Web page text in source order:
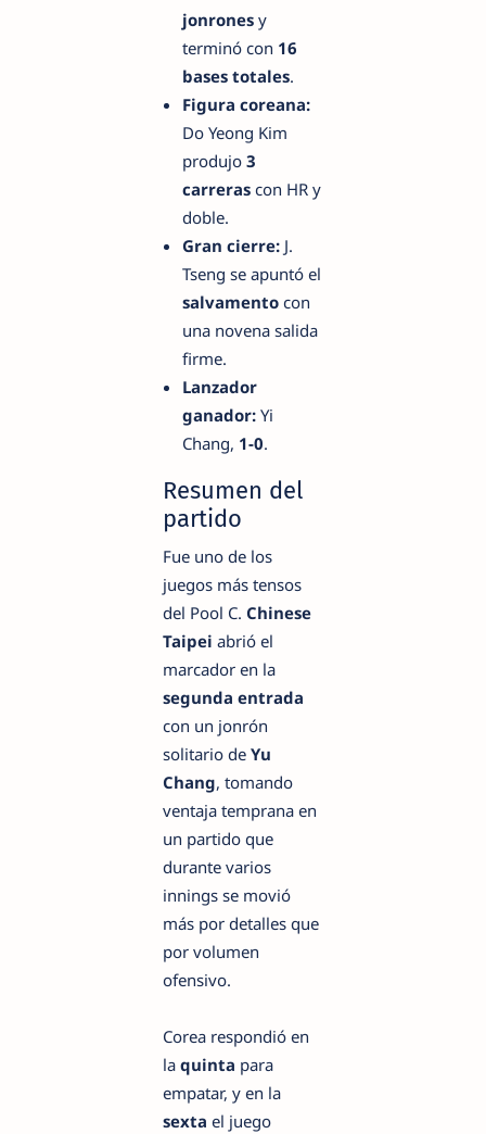
jonrones y
terminó con 16
bases totales.
Figura coreana:
Do Yeong Kim
produjo 3
carreras con HR y
doble.
Gran cierre: J.
Tseng se apuntó el
salvamento con
una novena salida
firme.
Lanzador
ganador: Yi
Chang, 1-0.
Resumen del
partido
Fue uno de los
juegos más tensos
del Pool C. Chinese
Taipei abrió el
marcador en la
segunda entrada
con un jonrón
solitario de Yu
Chang, tomando
ventaja temprana en
un partido que
durante varios
innings se movió
más por detalles que
por volumen
ofensivo.
Corea respondió en
la quinta para
empatar, y en la
sexta el juego